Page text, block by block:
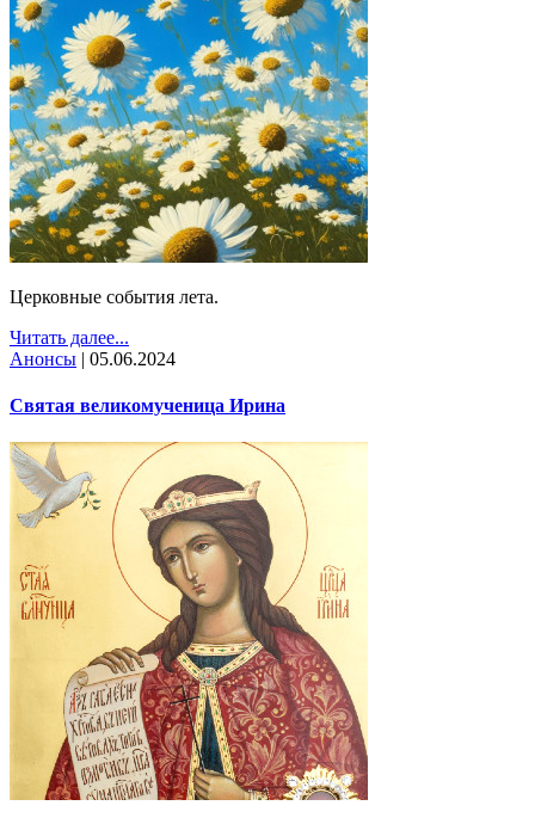
Церковные события лета.
Читать далее...
Анонсы | 05.06.2024
Святая великомученица Ирина